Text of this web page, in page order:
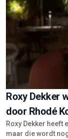
Roxy Dekker
door Rhodé
Roxy Dekker heeft
maar die wordt